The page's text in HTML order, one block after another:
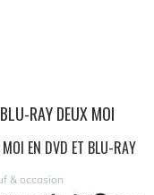
RAY DEUX MOI
MOI EN DVD ET BLU-RAY
& occasion